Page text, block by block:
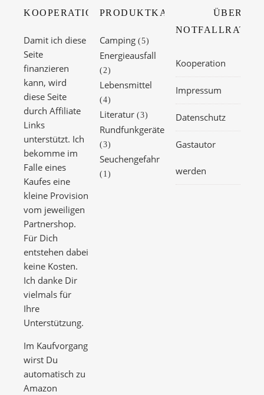
KOOPERATION
Damit ich diese
Seite
finanzieren
kann, wird
diese Seite
durch Affiliate
Links
unterstützt. Ich
bekomme im
Falle eines
Kaufes eine
kleine Provision
vom jeweiligen
Partnershop.
Für Dich
entstehen dabei
keine Kosten.
Ich danke Dir
vielmals für
Ihre
Unterstützung.
Im Kaufvorgang
wirst Du
automatisch zu
Amazon
PRODUKTKATEGORIEN
Camping (5)
Energieausfall
(2)
Lebensmittel
(4)
Literatur (3)
Rundfunkgeräte
(3)
Seuchengefahr
(1)
ÜBER
Kooperation
Impressum
Datenschutz
Gastautor
werden